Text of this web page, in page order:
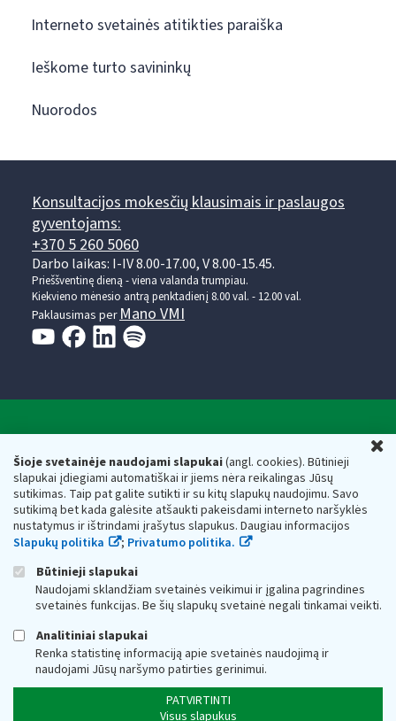
Šioje svetainėje naudojami slapukai(angl. cookies). Būtinieji
slapukai įdiegiami automatiškai ir jiems nėra reikalingas Jūsų
sutikimas. Taip pat galite sutikti ir su kitų slapukų naudojimu. Savo
sutikimą bet kada galėsite atšaukti pakeisdami interneto naršyklės
nustatymus ir ištrindami įrašytus slapukus. Daugiau informacijos
Slapukų politika
; Privatumo politika.
Būtinieji slapukai
Naudojami sklandžiam svetainės veikimui ir įgalina pagrindines
svetainės funkcijas. Be šių slapukų svetainė negali tinkamai veikti.
Analitiniai slapukai
Renka statistinę informaciją apie svetainės naudojimą ir
naudojami Jūsų naršymo patirties gerinimui.
PATVIRTINTI
Visus slapukus
Interneto svetainės atitikties paraiška
Ieškome turto savininkų
Nuorodos
Konsultacijos mokesčių klausimais ir paslaugos
gyventojams:
+370 5 260 5060
Darbo laikas: I-IV 8.00-17.00, V 8.00-15.45.
Prieššventinę dieną - viena valanda trumpiau.
Kiekvieno mėnesio antrą penktadienį 8.00 val. - 12.00 val.
Paklausimas perMano VMI
Valstybinė mokesčių inspekcija prie Lietuvos
Respublikos finansų ministerijos
Biudžetinė įstaiga. Juridinio asmens kodas — 188659752,
adresas: Vasario 16-osios g. 14, 01107 Vilnius, Lietuva, el.paštas:
vmi@vmi.lt , E. pristatymo dėžutės adresas 188659752
Duomenys apie Valstybinę mokesčių inspekciją prie Lietuvos
Respublikos finansų ministerijos kaupiami ir saugomi Juridinių